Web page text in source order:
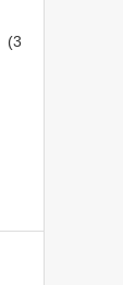
(3